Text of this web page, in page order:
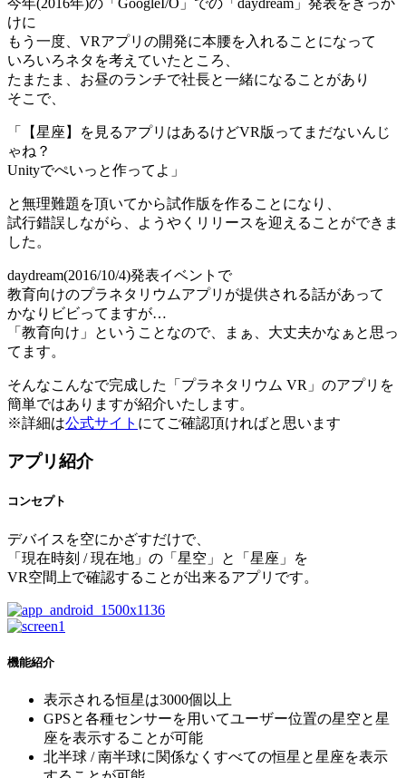
けに
もう一度、VRアプリの開発に本腰を入れることになって
いろいろネタを考えていたところ、
たまたま、お昼のランチで社長と一緒になることがあり
そこで、
「【星座】を見るアプリはあるけどVR版ってまだないんじ
ゃね？
Unityでぺいっと作ってよ」
と無理難題を頂いてから試作版を作ることになり、
試行錯誤しながら、ようやくリリースを迎えることができま
した。
daydream(2016/10/4)発表イベントで
教育向けのプラネタリウムアプリが提供される話があって
かなりビビってますが…
「教育向け」ということなので、まぁ、大丈夫かなぁと思っ
てます。
そんなこんなで完成した「プラネタリウム VR」のアプリを
簡単ではありますが紹介いたします。
※詳細は公式サイト にてご確認頂ければと思います
アプリ紹介
コンセプト
デバイスを空にかざすだけで、
「現在時刻 / 現在地」の「星空」と「星座」を
VR空間上で確認することが出来るアプリです。
機能紹介
表示される恒星は3000個以上
GPSと各種センサーを用いてユーザー位置の星空と星
座を表示することが可能
北半球 / 南半球に関係なくすべての恒星と星座を表示